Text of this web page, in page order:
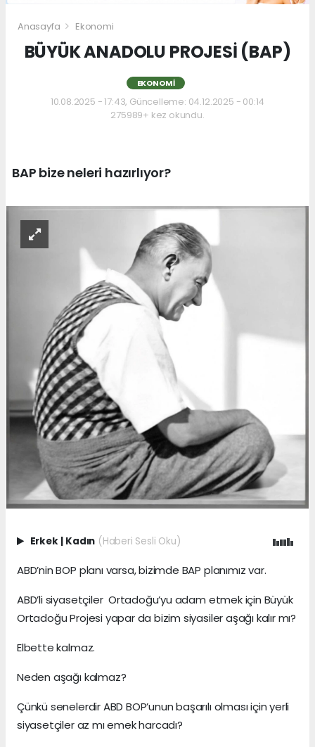
Anasayfa Ekonomi
BÜYÜK ANADOLU PROJESİ (BAP)
EKONOMI
10.08.2025 - 17:43, Güncelleme: 04.12.2025 - 00:14
275989+ kez okundu.
BAP bize neleri hazırlıyor?
Erkek | Kadın (Haberi Sesli Oku)
ABD’nin BOP planı varsa, bizimde BAP planımız var.
ABD’li siyasetçiler Ortadoğu’yu adam etmek için Büyük
Ortadoğu Projesi yapar da bizim siyasiler aşağı kalır mı?
Elbette kalmaz.
Neden aşağı kalmaz?
Çünkü senelerdir ABD BOP’unun başarılı olması için yerli
siyasetçiler az mı emek harcadı?